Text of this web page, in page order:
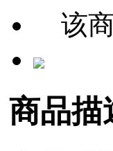
该
商品描